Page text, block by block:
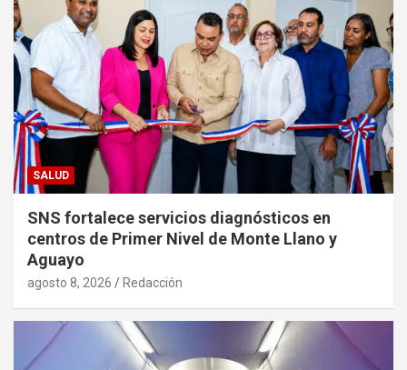
SALUD
SNS fortalece servicios diagnósticos en
centros de Primer Nivel de Monte Llano y
Aguayo
agosto 8, 2026 Redacción